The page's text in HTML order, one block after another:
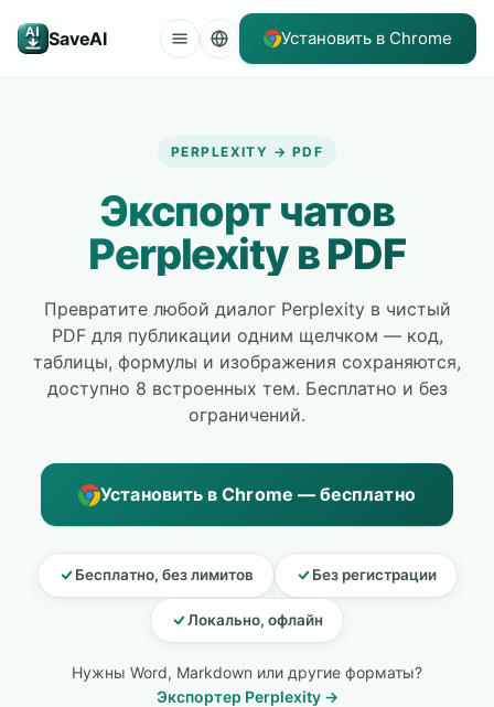
SaveAI Установить в Chrome
PERPLEXITY → PDF
Экспорт чатов
Perplexity в PDF
Превратите любой диалог Perplexity в чистый
PDF для публикации одним щелчком — код,
таблицы, формулы и изображения сохраняются,
доступно 8 встроенных тем. Бесплатно и без
ограничений.
Установить в Chrome — бесплатно
Бесплатно, без лимитов Без регистрации
Локально, офлайн
Нужны Word, Markdown или другие форматы?
Экспортер Perplexity →